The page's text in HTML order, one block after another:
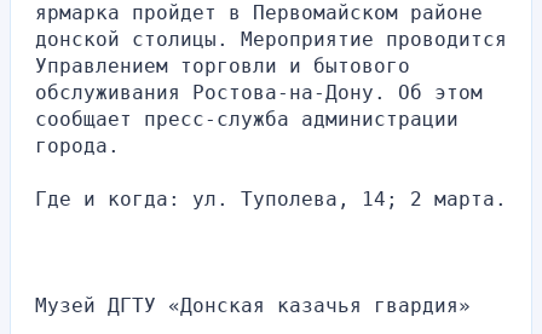
ярмарка пройдет в Первомайском районе
донской столицы. Мероприятие проводится
Управлением торговли и бытового
обслуживания Ростова-на-Дону. Об этом
сообщает пресс-служба администрации
города.
Где и когда: ул. Туполева, 14; 2 марта.
Музей ДГТУ «Донская казачья гвардия»